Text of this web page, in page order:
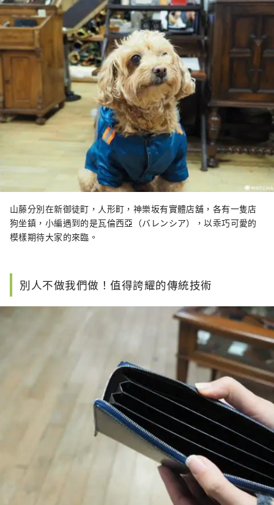
山藤分別在新御徒町，人形町，神樂坂有實體店舖，各有一隻店
狗坐鎮，小編遇到的是瓦倫西亞（バレンシア），以乖巧可愛的
模樣期待大家的來臨。
別人不做我們做！值得誇耀的傳統技術